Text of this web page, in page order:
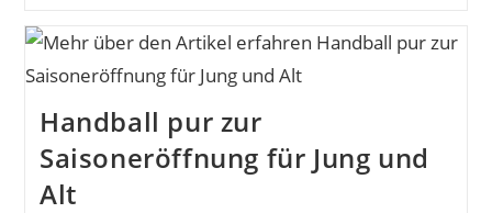
Handball pur zur
Saisoneröffnung für Jung und
Alt